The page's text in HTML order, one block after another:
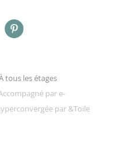
tous les étages
par e-
par &Toile